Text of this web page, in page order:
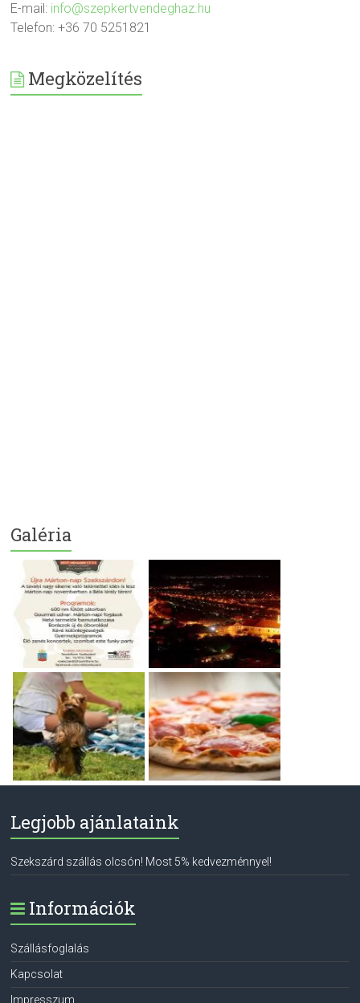
E-mail: info@szepkertvendeghaz.hu
Telefon: +36 70 5251821
Megközelítés
Galéria
Legjobb ajánlataink
Szekszárd szállás olcsón! Most 5% kedvezménnyel!
Információk
Szállásfoglalás
Kapcsolat
Impresszum